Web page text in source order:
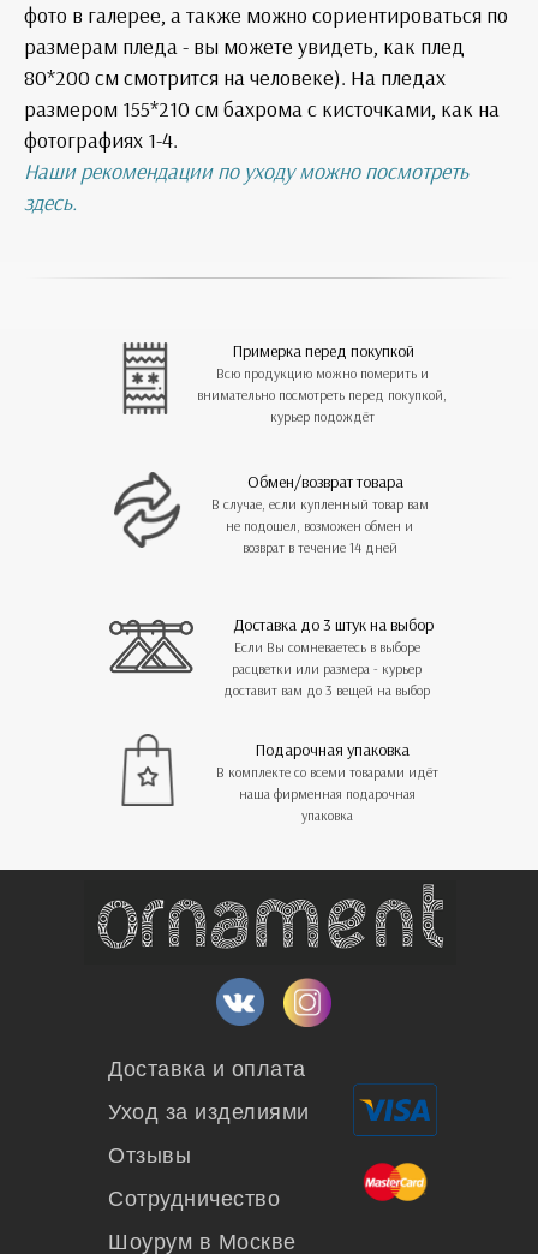
фото в галерее, а также можно сориентироваться по
размерам пледа - вы можете увидеть, как плед
80*200 см смотрится на человеке). На пледах
размером 155*210 см бахрома с кисточками, как на
фотографиях 1-4.
Наши рекомендации по уходу можно посмотреть
здесь.
Примерка перед покупкой
Всю продукцию можно померить и
внимательно посмотреть перед покупкой,
курьер подождёт
Обмен/возврат товара
Доставка до 3 штук на выбор
Подарочная упаковка
В случае, если купленный товар вам
не подошел, возможен обмен и
возврат в течение 14 дней
Если Вы сомневаетесь в выборе
расцветки или размера - курьер
доставит вам до 3 вещей на выбор
В комплекте со всеми товарами идёт
наша фирменная подарочная
упаковка
Доставка и оплата
Уход за изделиями
Отзывы
Сотрудничество
Шоурум в Москве